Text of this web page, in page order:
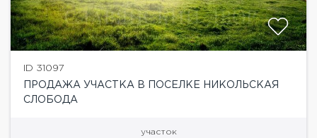
ID 31097
ПРОДАЖА УЧАСТКА В ПОСЕЛКЕ НИКОЛЬСКАЯ
СЛОБОДА
участок